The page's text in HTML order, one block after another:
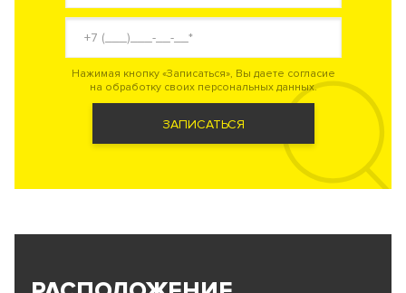
Нажимая кнопку «Записаться», Вы даете согласие
на обработку своих персональных данных.
ЗАПИСАТЬСЯ